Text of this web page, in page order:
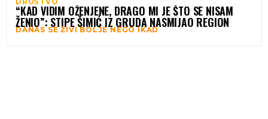
“KAD VIDIM OŽENJENE, DRAGO MI JE ŠTO SE NISAM
ŽENIO”: STIPE ŠIMIĆ IZ GRUDA NASMIJAO REGION
DANAS SE ŽIVI BOLJE NEGO IKAD